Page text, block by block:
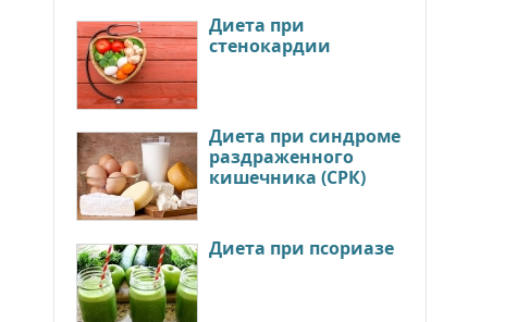
Диета при
стенокардии
Диета при синдроме
раздраженного
кишечника (СРК)
Диета при псориазе